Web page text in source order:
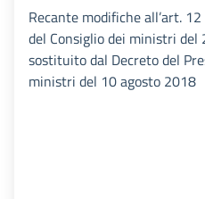
Recante modifiche all’art.
del Consiglio dei ministri del
sostituito dal Decreto del
ministri del 10 agosto 2018